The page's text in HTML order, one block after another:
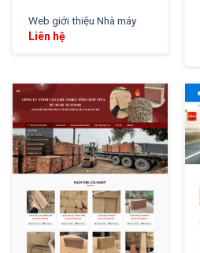
Web giới thiệu Nhà máy
Liên hệ
XEM THỬ